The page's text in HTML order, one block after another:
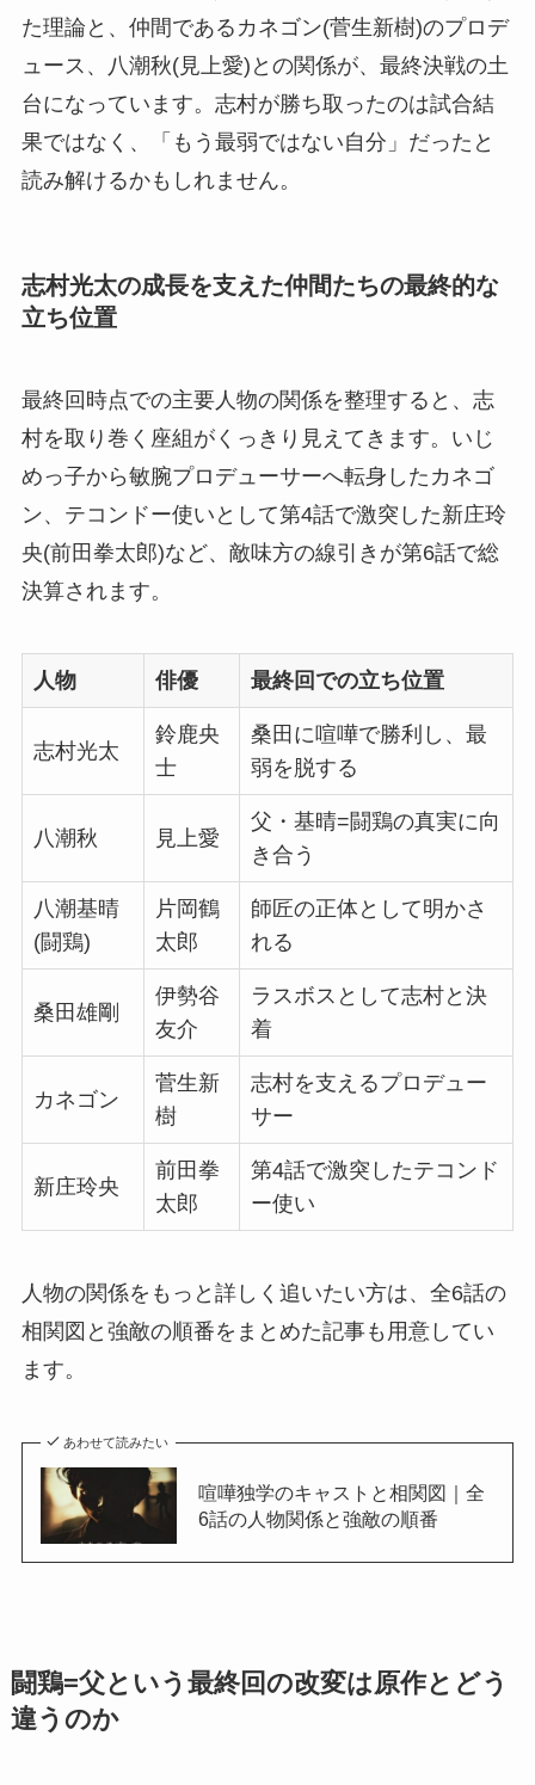
た理論と、仲間であるカネゴン(菅生新樹)のプロデ
ュース、八潮秋(見上愛)との関係が、最終決戦の土
台になっています。志村が勝ち取ったのは試合結
果ではなく、「もう最弱ではない自分」だったと
読み解けるかもしれません。
志村光太の成長を支えた仲間たちの最終的な
立ち位置
最終回時点での主要人物の関係を整理すると、志
村を取り巻く座組がくっきり見えてきます。いじ
めっ子から敏腕プロデューサーへ転身したカネゴ
ン、テコンドー使いとして第4話で激突した新庄玲
央(前田拳太郎)など、敵味方の線引きが第6話で総
決算されます。
人物 俳優 最終回での立ち位置
志村光太
鈴鹿央
士
桑田に喧嘩で勝利し、最
弱を脱する
八潮秋 見上愛
父・基晴=闘鶏の真実に向
き合う
八潮基晴
(闘鶏)
片岡鶴
太郎
師匠の正体として明かさ
れる
桑田雄剛
伊勢谷
友介
ラスボスとして志村と決
着
カネゴン
菅生新
樹
志村を支えるプロデュー
サー
新庄玲央
前田拳
太郎
第4話で激突したテコンド
ー使い
人物の関係をもっと詳しく追いたい方は、全6話の
相関図と強敵の順番をまとめた記事も用意してい
ます。
あわせて読みたい
喧嘩独学のキャストと相関図｜全
6話の人物関係と強敵の順番
闘鶏=父という最終回の改変は原作とどう
違うのか